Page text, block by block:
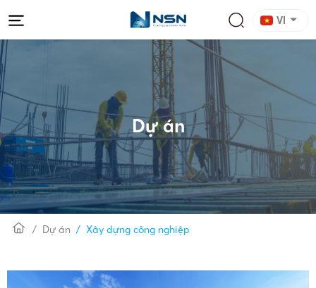
VI
Dự án
Dự án Xây dựng công nghiệp